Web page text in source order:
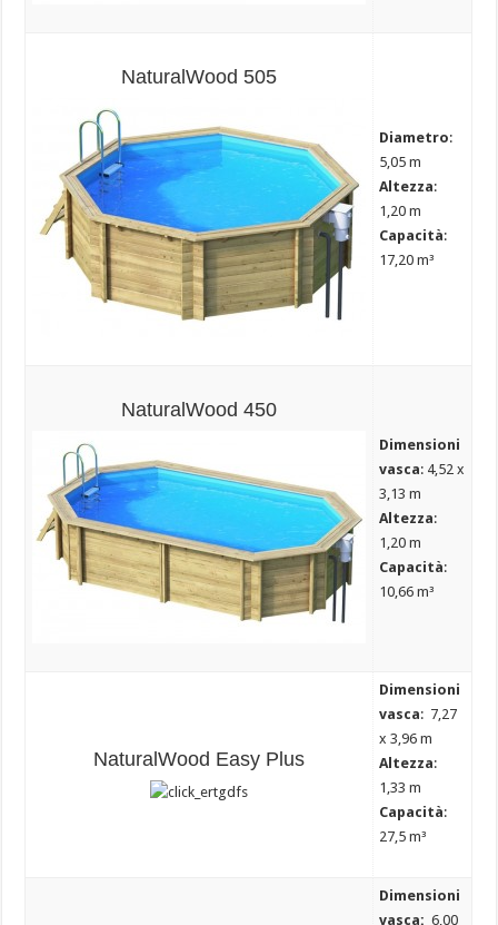
NaturalWood 505
Diametro:
5,05 m
Altezza:
1,20 m
Capacità:
17,20 m³
NaturalWood 450
Dimensioni
vasca: 4,52 x
3,13 m
Altezza:
1,20 m
Capacità:
10,66 m³
NaturalWood Easy Plus
Dimensioni
vasca: 7,27
x 3,96 m
Altezza:
1,33 m
Capacità:
27,5 m³
Dimensioni
vasca:6,00